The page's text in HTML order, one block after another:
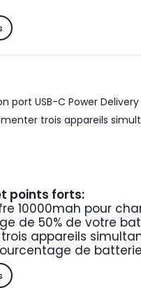
port USB-C Power
trois appareils
points forts:
10000mah pour
de 50% de votre
appareils
de